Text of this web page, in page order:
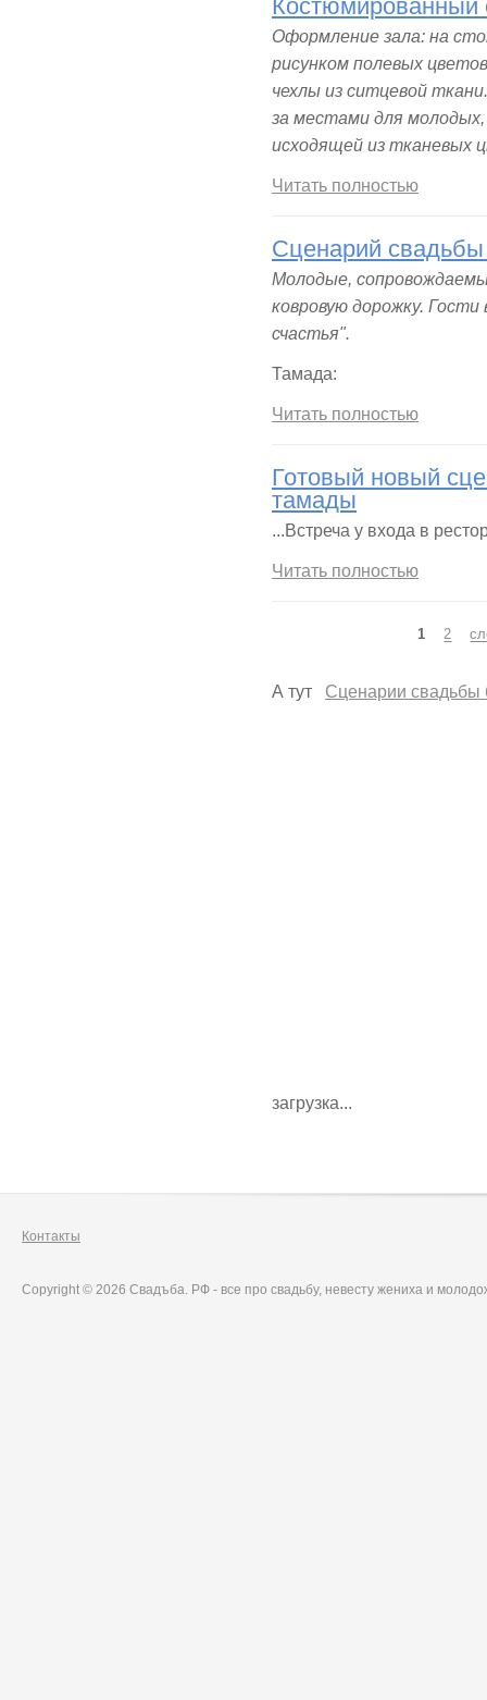
Костюмированный
Оформление зала: на
рисунком полевых
чехлы из ситцевой
за местами для
исходящей из тканевых
Читать полностью
Сценарий
Молодые,
ковровую дорожку.
счастья".
Тамада:
Читать полностью
Готовый новый
тамады
...Встреча у входа в
Читать полностью
1 2
А тут Сценарии свадьбы
загрузка...
Контакты
Copyright © 2026 Свадъба. РФ - все про свадьбу, невесту жениха и